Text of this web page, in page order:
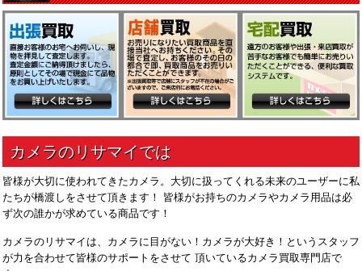
皆様が大切に使われてきたカメラ。大切に扱ってくれる未来のユーザーに私
たちが橋渡しをさせて頂きます！ 皆様がお持ちのカメラやカメラ用品は必
ず次の誰かが求めている商品です！
カメラのリサマイは、カメラに目がない！カメラが大好き！というスタッフ
が力を合わせて皆様のサポートをさせて 頂いているカメラ買取専門店で